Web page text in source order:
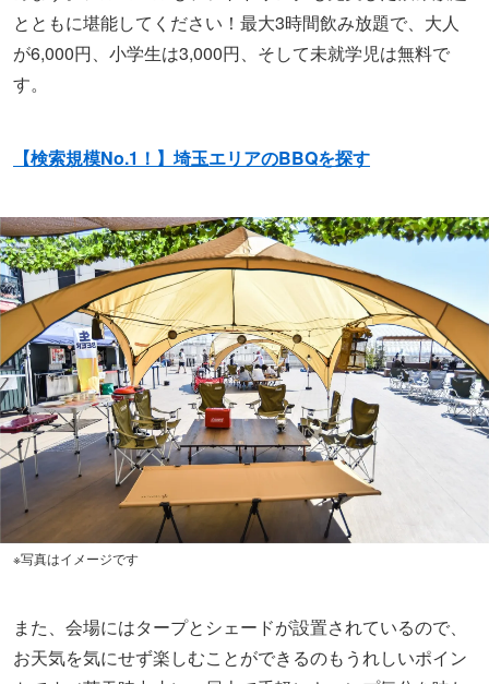
とともに堪能してください！最大3時間飲み放題で、大人
が6,000円、小学生は3,000円、そして未就学児は無料で
す。
【検索規模No.1！】埼玉エリアのBBQを探す
※写真はイメージです
また、会場にはタープとシェードが設置されているので、
お天気を気にせず楽しむことができるのもうれしいポイン